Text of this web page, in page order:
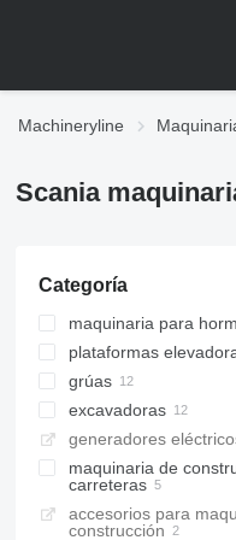
Machineryline
Scania
Categoría
maquinaria para
camiones
bombas de
hormigoneras
plataformas
plataformas sobre
grúas
grúas móviles
grúas todo terreno
excavadoras
excavadoras de
generadores
maquinaria de
carreteras
distribuidores de
accesorios para
construcción